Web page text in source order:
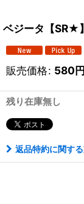
ベジータ【SR★
販売価格: 580円
残り在庫無し
返品特約に関す